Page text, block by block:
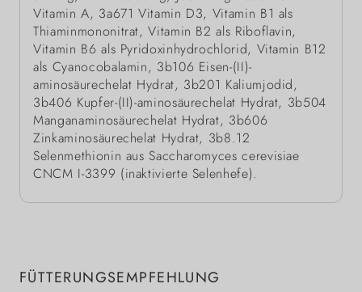
Vitamin A, 3a671 Vitamin D3, Vitamin B1 als
Thiaminmononitrat, Vitamin B2 als Riboflavin,
Vitamin B6 als Pyridoxinhydrochlorid, Vitamin B12
als Cyanocobalamin, 3b106 Eisen-(II)-
aminosäurechelat Hydrat, 3b201 Kaliumjodid,
3b406 Kupfer-(II)-aminosäurechelat Hydrat, 3b504
Manganaminosäurechelat Hydrat, 3b606
Zinkaminosäurechelat Hydrat, 3b8.12
Selenmethionin aus Saccharomyces cerevisiae
CNCM I-3399 (inaktivierte Selenhefe).
FÜTTERUNGSEMPFEHLUNG